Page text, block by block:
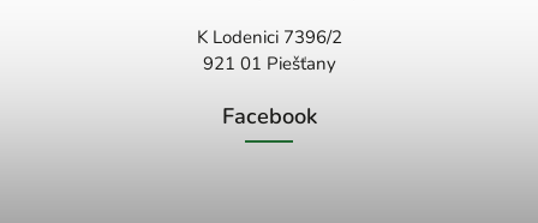
K Lodenici 7396/2
921 01 Piešťany
Facebook